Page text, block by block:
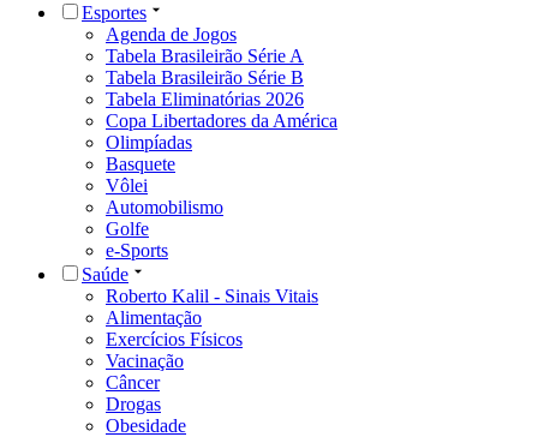
Esportes
Agenda de Jogos
Tabela Brasileirão Série A
Tabela Brasileirão Série B
Tabela Eliminatórias 2026
Copa Libertadores da América
Olimpíadas
Basquete
Vôlei
Automobilismo
Golfe
e-Sports
Saúde
Roberto Kalil - Sinais Vitais
Alimentação
Exercícios Físicos
Vacinação
Câncer
Drogas
Obesidade